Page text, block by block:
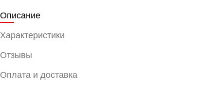
Описание
Характеристики
Отзывы
Оплата и доставка